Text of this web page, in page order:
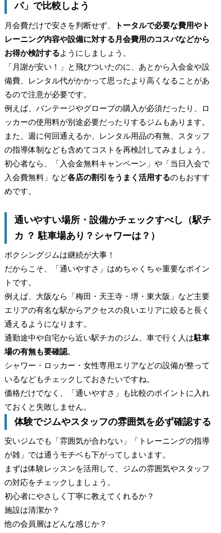
パ」で比較しよう
月会費だけで安さを判断せず、
トータルで必要な費用やト
レーニング内容や設備に対する月会費用のコスパなどから
お得か検討するようにしましょう。
「月謝が安い！」と飛びついたのに、あとから入会金や設
備費、レンタル代がかかって思ったより高くなることがあ
るので注意が必要です。
例えば、バンテージやグローブの購入が必須だったり、ロ
ッカーの使用料が別途必要だったりするジムもあります。
また、週に何回通えるか、レンタル用品の有無、スタッフ
の指導体制なども含めてコストを再検討してみましょう。
初心者なら、「入会金無料キャンペーン」や「当日入会で
入会費無料」など各店の割引をうまく活用するのもおすす
めです。
通いやすい場所・設備かチェックすべし（駅チ
カ ？ 駐車場あり？シャワーは？）
ボクシングジムは継続が大事！
だからこそ、「通いやすさ」はめちゃくちゃ重要なポイン
トです。
例えば、大阪なら「梅田・天王寺・堺・東大阪」など主要
エリアの有名な駅からアクセスの良いエリアに絞ると長く
通えるようになります。
通勤途中や自宅から近い駅チカのジム、車で行く人は駐車
場の有無も要確認。
シャワー・ロッカー・女性専用エリアなどの設備が整って
いるなどもチェックしておきたいですね。
価格だけでなく、「通いやすさ」も比較のポイントに入れ
ておくと失敗しません。
体験でジムやスタッフの雰囲気を必ず確認する
安いジムでも「雰囲気が合わない」「トレーニングの指導
が雑」では通うモチベも下がってしまいます。
まずは体験レッスンを活用して、ジムの雰囲気やスタッフ
の対応をチェックしましょう。
初心者にやさしく丁寧に教えてくれるか？
施設は清潔か？
他の会員層はどんな感じか？